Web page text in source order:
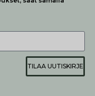
TILAA UUTISKIRJE